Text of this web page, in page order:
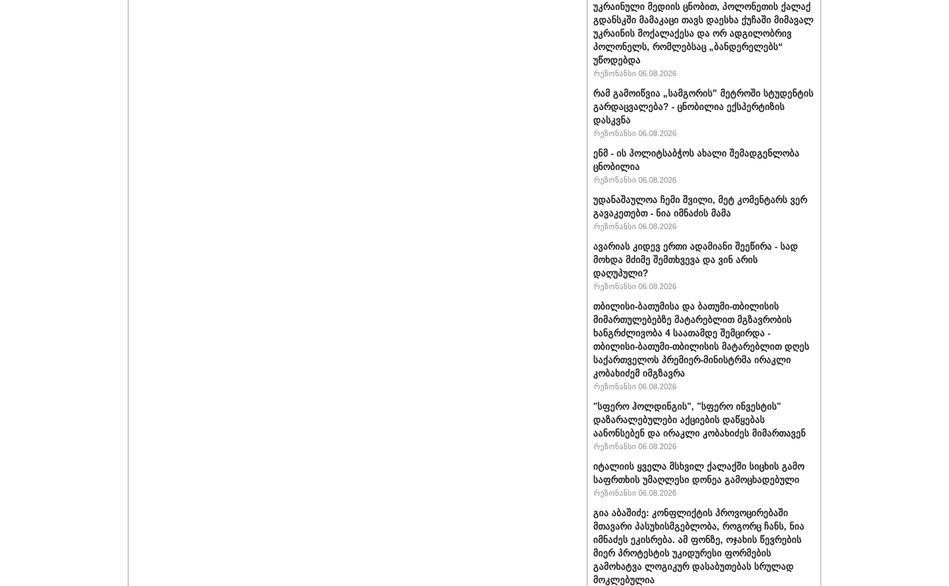
უკრაინული მედიის ცნობით, პოლონეთის ქალაქ
გდანსკში მამაკაცი თავს დაესხა ქუჩაში მიმავალ
უკრაინის მოქალაქესა და ორ ადგილობრივ
პოლონელს, რომლებსაც „ბანდერელებს“
უწოდებდა
რეზონანსი 06.08.2026
რამ გამოიწვია „სამგორის” მეტროში სტუდენტის
გარდაცვალება? - ცნობილია ექსპერტიზის
დასკვნა
რეზონანსი 06.08.2026
ენმ - ის პოლიტსაბჭოს ახალი შემადგენლობა
ცნობილია
რეზონანსი 06.08.2026
უდანაშაულოა ჩემი შვილი, მეტ კომენტარს ვერ
გავაკეთებთ - ნია იმნაძის მამა
რეზონანსი 06.08.2026
ავარიას კიდევ ერთი ადამიანი შეეწირა - სად
მოხდა მძიმე შემთხვევა და ვინ არის
დაღუპული?
რეზონანსი 06.08.2026
თბილისი-ბათუმისა და ბათუმი-თბილისის
მიმართულებებზე მატარებლით მგზავრობის
ხანგრძლივობა 4 საათამდე შემცირდა -
თბილისი-ბათუმი-თბილისის მატარებლით დღეს
საქართველოს პრემიერ-მინისტრმა ირაკლი
კობახიძემ იმგზავრა
რეზონანსი 06.08.2026
"სფერო ჰოლდინგის", "სფერო ინვესტის"
დაზარალებულები აქციების დაწყებას
აანონსებენ და ირაკლი კობახიძეს მიმართავენ
რეზონანსი 06.08.2026
იტალიის ყველა მსხვილ ქალაქში სიცხის გამო
საფრთხის უმაღლესი დონეა გამოცხადებული
რეზონანსი 06.08.2026
გია აბაშიძე: კონფლიქტის პროვოცირებაში
მთავარი პასუხისმგებლობა, როგორც ჩანს, ნია
იმნაძეს ეკისრება. ამ ფონზე, ოჯახის წევრების
მიერ პროტესტის უკიდურესი ფორმების
გამოხატვა ლოგიკურ დასაბუთებას სრულად
მოკლებულია